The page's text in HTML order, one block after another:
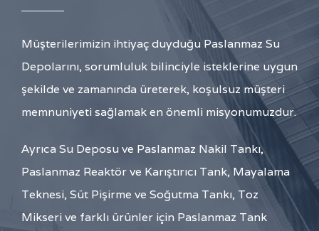
Müşterilerimizin ihtiyaç duyduğu Paslanmaz Su
Depolarını, sorumluluk bilinciyle isteklerine uygun
şekilde ve zamanında üreterek, koşulsuz müşteri
memnuniyeti sağlamak en önemli misyonumuzdur.
Ayrıca Su Deposu ve Paslanmaz Nakil Tankı,
Paslanmaz Reaktör ve Karıştırıcı Tank, Mayalama
Teknesi, Süt Pişirme ve Soğutma Tankı, Toz
Mikseri ve farklı ürünler için Paslanmaz Tank